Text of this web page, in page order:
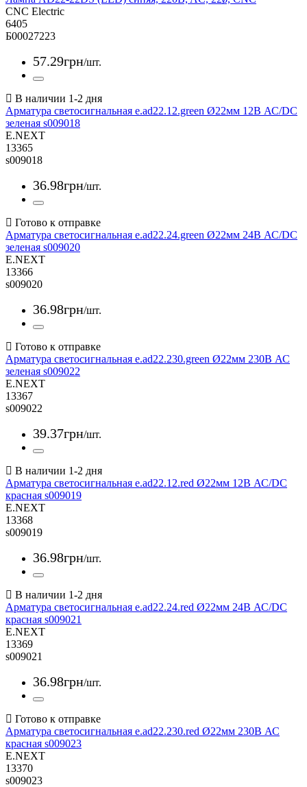
CNC Electric
6405
Б00027223
57.29грн/шт.
Арматура светосигнальная e.ad22.12.green Ø22мм 12В АС/DC
зеленая s009018
E.NEXT
13365
s009018
36.98грн/шт.
Арматура светосигнальная e.ad22.24.green Ø22мм 24В АС/DC
зеленая s009020
E.NEXT
13366
s009020
36.98грн/шт.
Арматура светосигнальная e.ad22.230.green Ø22мм 230В АС
зеленая s009022
E.NEXT
13367
s009022
39.37грн/шт.
Арматура светосигнальная e.ad22.12.red Ø22мм 12В АС/DC
красная s009019
E.NEXT
13368
s009019
36.98грн/шт.
Арматура светосигнальная e.ad22.24.red Ø22мм 24В АС/DC
красная s009021
E.NEXT
13369
s009021
36.98грн/шт.
Арматура светосигнальная e.ad22.230.red Ø22мм 230В АС
красная s009023
E.NEXT
13370
s009023